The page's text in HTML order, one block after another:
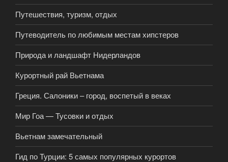
Путешествия, туризм, отдых
Путеводитель по любимым местам хипстеров
Природа и ландшафт Нидерландов
Курортный рай Вьетнама
Греция. Салоники – город, воспетый в веках
Мир Гоа — Тусовки и отдых
Вьетнам замечательный
Гид по Турции: 5 самых популярных курортов